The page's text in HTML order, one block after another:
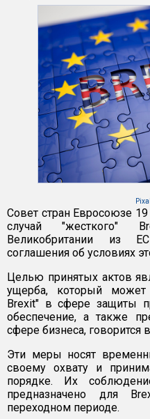
Совет стран Евросоюзе
случай "жесткого"
Великобритании из
соглашения об условиях
Целью принятых актов
ущерба, который может
Brexit" в сфере защиты
обеспечение, а также
сфере бизнеса, говорится
Эти меры носят
своему охвату и
порядке. Их
предназначено для
переходном периоде.